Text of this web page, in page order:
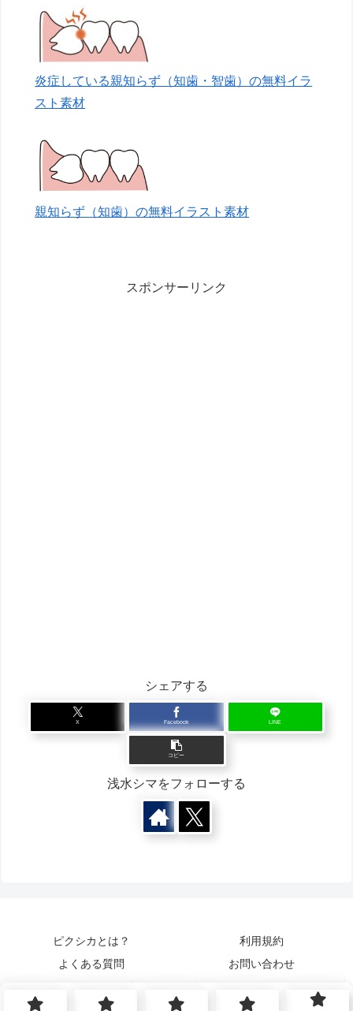
炎症している親知らず（知歯・智歯）の無料イラ
スト素材
親知らず（知歯）の無料イラスト素材
スポンサーリンク
シェアする
X Facebook LINE
コピー
浅水シマをフォローする
ピクシカとは？
利用規約
よくある質問
お問い合わせ